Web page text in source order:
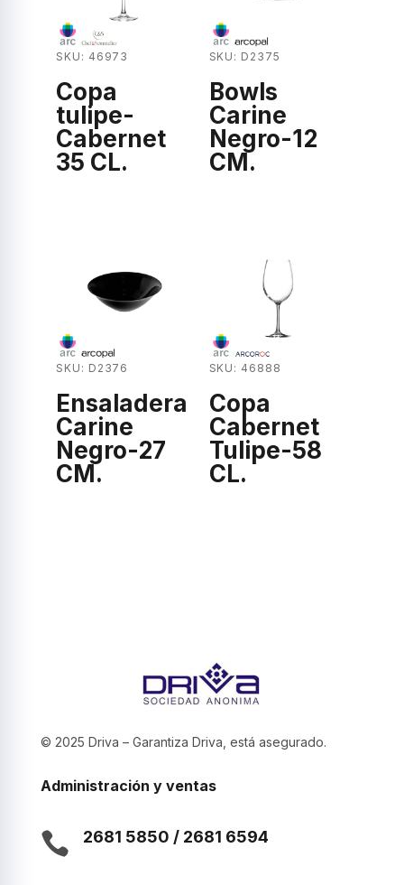
SKU: 46973
Copa
tulipe-
Cabernet
35 CL.
SKU: D2375
Bowls
Carine
Negro-12
CM.
SKU: D2376
Ensaladera
Carine
Negro-27
CM.
SKU: 46888
Copa
Cabernet
Tulipe-58
CL.
© 2025 Driva – Garantiza Driva, está asegurado.
Administración y ventas
 2681 5850 / 2681 6594